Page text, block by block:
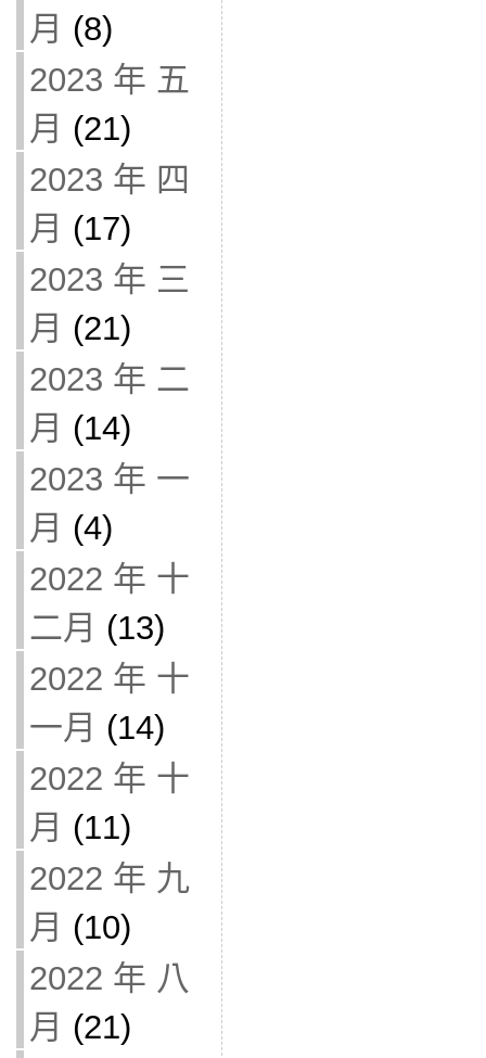
月 (8)
2023 年 五
月 (21)
2023 年 四
月 (17)
2023 年 三
月 (21)
2023 年 二
月 (14)
2023 年 一
月 (4)
2022 年 十
二月 (13)
2022 年 十
一月 (14)
2022 年 十
月 (11)
2022 年 九
月 (10)
2022 年 八
月 (21)